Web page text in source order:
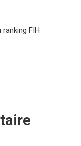
ranking FIH